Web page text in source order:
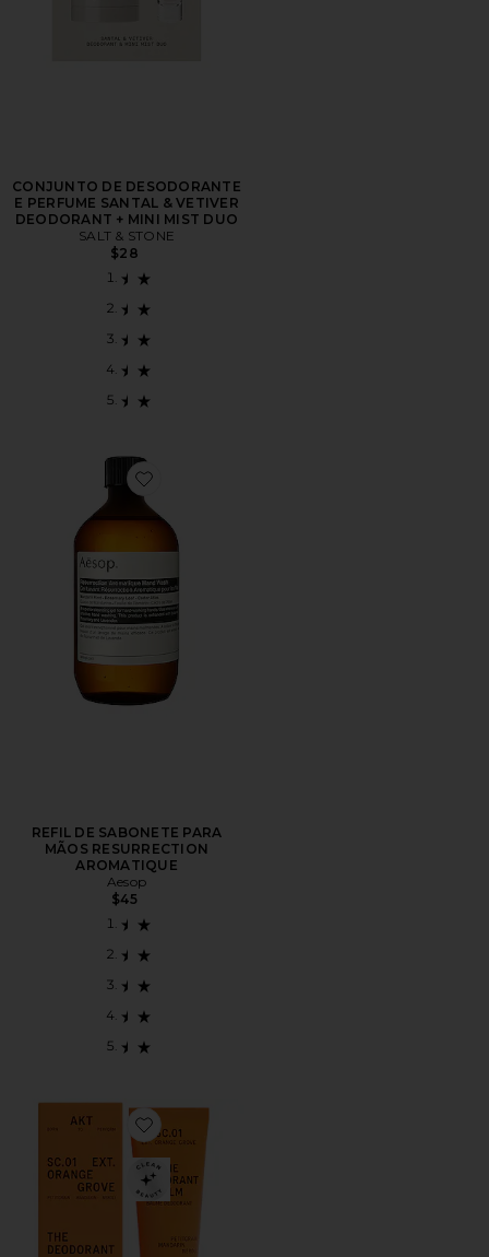
CONJUNTO DE DESODORANTE
E PERFUME SANTAL & VETIVER
DEODORANT + MINI MIST DUO
SALT & STONE
$28
Favorite REFIL DE SABONETE PARA MÃOS
REFIL DE SABONETE PARA
MÃOS RESURRECTION
AROMATIQUE
Aesop
$45
Favorite The Deodorant Balm